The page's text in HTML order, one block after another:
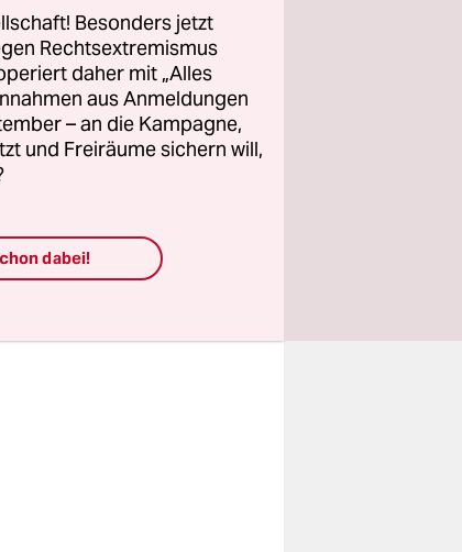
Besonders jetzt
Rechtsextremismus
daher mit „Alles
aus Anmeldungen
– an die Kampagne,
und Freiräume sichern will,
dabei!